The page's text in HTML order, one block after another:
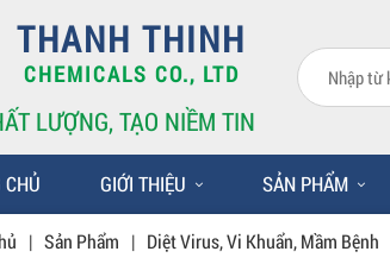
THANH THINH
CHEMICALS CO., LTD
LƯỢNG, TẠO NIỀM TIN
GIỚI THIỆU SẢN PHẨM
| Sản Phẩm | Diệt Virus, Vi Khuẩn, Mầm Bệnh